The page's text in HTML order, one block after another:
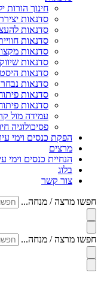
חינוך הורות
סדנאות
סדנאות
סדנאות
סדנאות
סדנאות
סדנאות
סדנאות
סדנאות
סדנאות
עמידה מול
פסיכולוגיה
הפקת כנסים וימי
מרצים
הנחיית כנסים וימי
בלוג
צור קשר
חפשו מרצה / מנחה...
חפשו מרצה / מנחה...